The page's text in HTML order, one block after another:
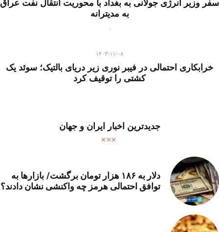
سفر وزیر انرژی جولانی به بغداد با محوریت انتقال نفت عراق
به مدیترانه
۱۴۰۳-۱۱-۰۸
خرابکاری احتمالی در فیبر نوری زیر دریای بالتیک؛ سوئد یک
کشتی را توقیف کرد
جدیدترین اخبار ایران و جهان
دلار به ۱۸۶ هزار تومان برگشت/ بازارها به
توافق احتمالی هرمز چه واکنشی نشان دادند؟